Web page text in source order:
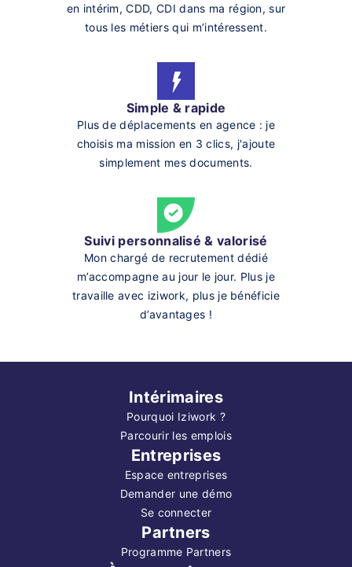
en intérim, CDD, CDI dans ma région, sur
tous les métiers qui m’intéressent.
Simple & rapide
Plus de déplacements en agence : je
choisis ma mission en 3 clics, j'ajoute
simplement mes documents.
Suivi personnalisé & valorisé
Mon chargé de recrutement dédié
m’accompagne au jour le jour. Plus je
travaille avec iziwork, plus je bénéficie
d’avantages !
Intérimaires
Pourquoi Iziwork ?
Parcourir les emplois
Entreprises
Espace entreprises
Demander une démo
Se connecter
Partners
Programme Partners